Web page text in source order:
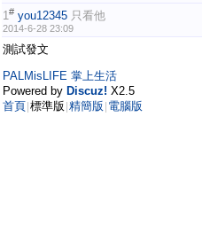
1# you12345 只看他
2014-6-28 23:09
測試發文
PALMisLIFE 掌上生活
Powered by Discuz! X2.5
首頁 標準版 精簡版 電腦版